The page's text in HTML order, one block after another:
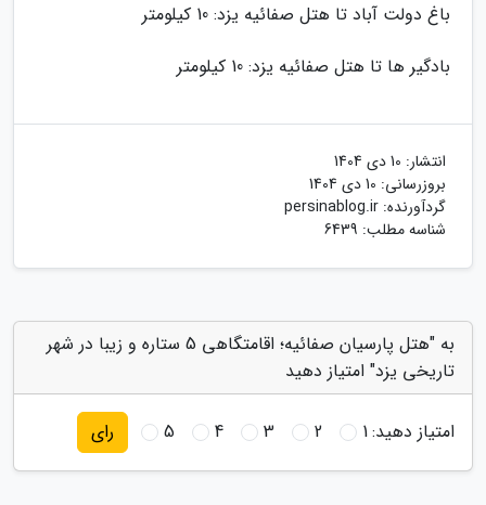
باغ دولت آباد تا هتل صفائیه یزد: 10 کیلومتر
بادگیر ها تا هتل صفائیه یزد: 10 کیلومتر
انتشار: 10 دی 1404
بروزرسانی: 10 دی 1404
گردآورنده: persinablog.ir
شناسه مطلب: 6439
به "هتل پارسیان صفائیه؛ اقامتگاهی 5 ستاره و زیبا در شهر
تاریخی یزد" امتیاز دهید
امتیاز دهید:1
2
3
4
5 رای